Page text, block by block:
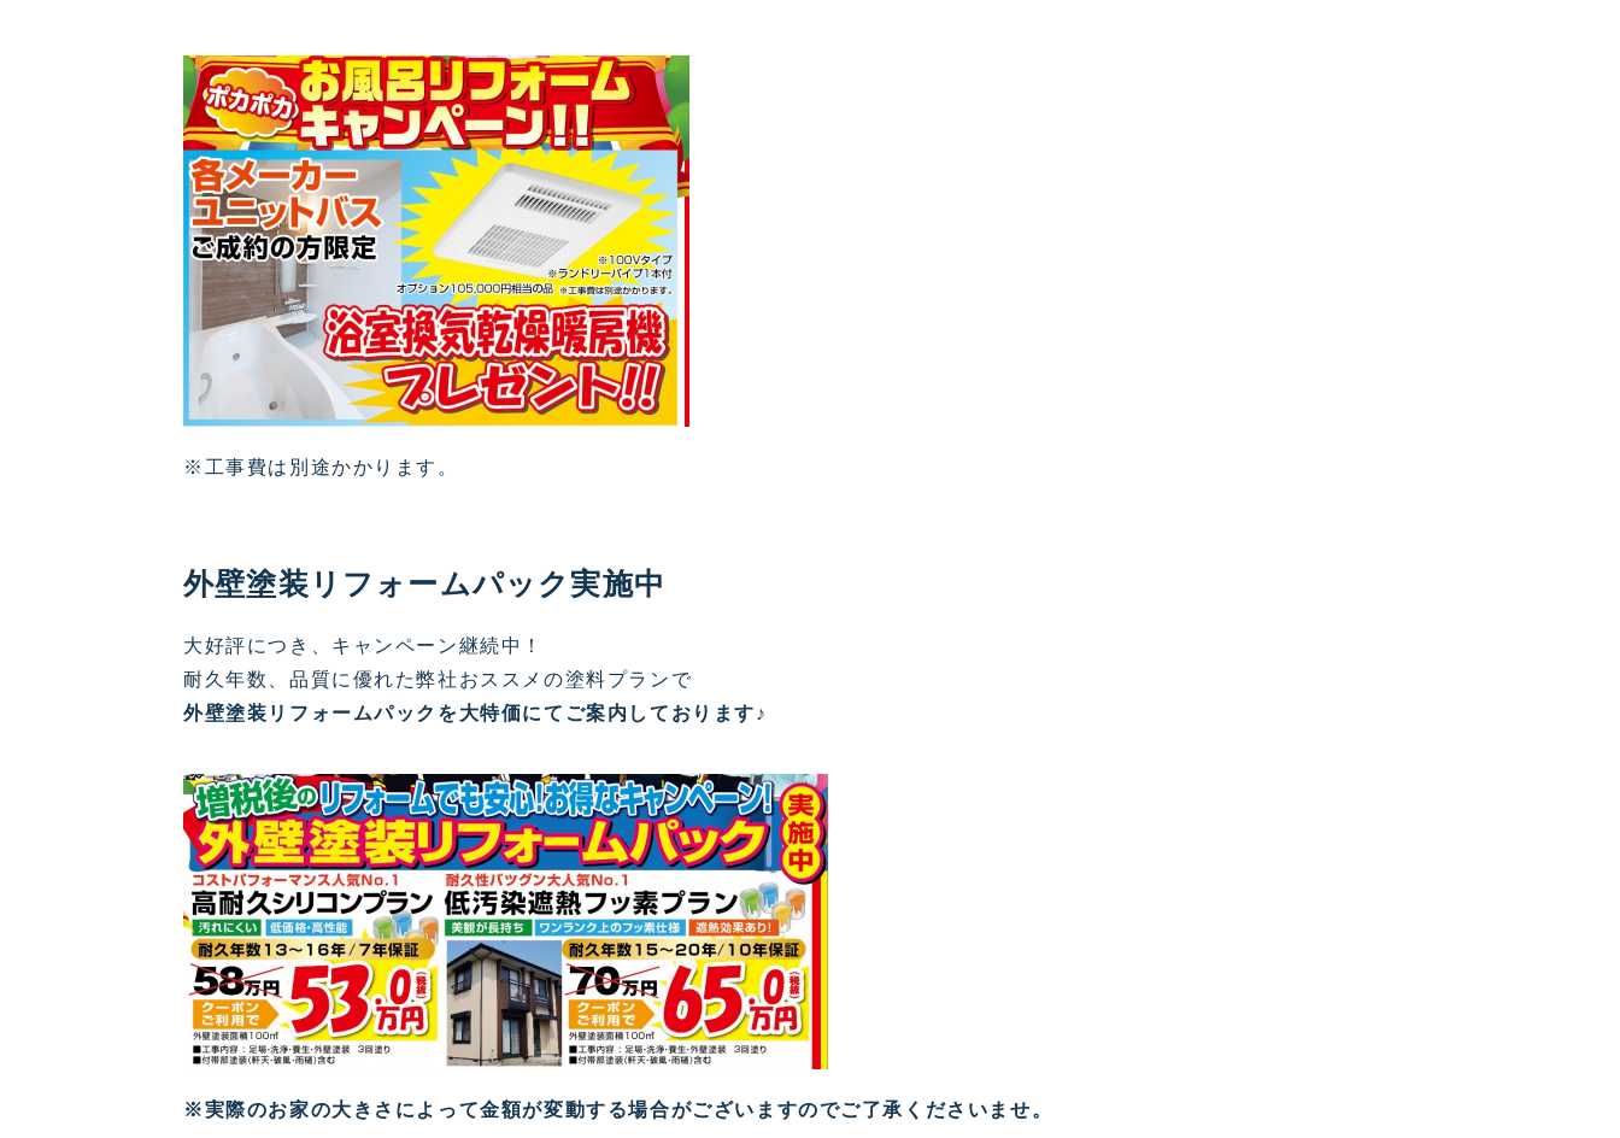
※工事費は別途かかります。
外壁塗装リフォームパック実施中
大好評につき、キャンペーン継続中！
耐久年数、品質に優れた弊社おススメの塗料プランで
外壁塗装リフォームパックを大特価にてご案内しております♪
※実際のお家の大きさによって金額が変動する場合がございますのでご了承くださいませ。